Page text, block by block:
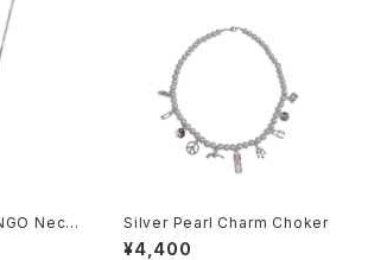
Neckl
Silver Pearl Charm Choker
¥4,400